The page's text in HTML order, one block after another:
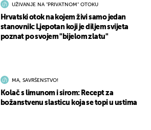
UŽIVANJE NA "PRIVATNOM" OTOKU
Hrvatski otok na kojem živi samo jedan
stanovnik: Ljepotan koji je diljem svijeta
poznat po svojem "bijelom zlatu"
MA, SAVRŠENSTVO!
Kolač s limunom i sirom: Recept za
božanstvenu slasticu koja se topi u ustima